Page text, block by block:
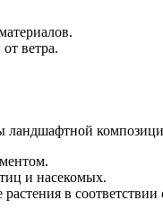
ветра.
ландшафтной
и насекомых.
в